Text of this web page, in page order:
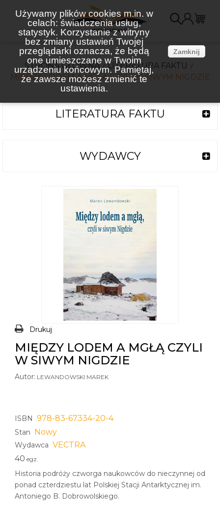
Używamy plików cookies m.in. w
celach: świadczenia usług,
statystyk. Korzystanie z witryny
bez zmiany ustawień Twojej
przeglądarki oznacza, że będą
one umieszczane w Twoim
urządzeniu końcowym. Pamiętaj,
że zawsze możesz zmienić te
ustawienia.
Zamknij
STRONA GŁÓWNA
LITERATURA FAKTU
MIĘDZY LODEM A MGŁĄ CZYLI W SIWYM NIGDZIE
LITERATURA FAKTU
WYDAWCY
Drukuj
MIĘDZY LODEM A MGŁĄ CZYLI
W SIWYM NIGDZIE
Autor: LEWANDOWSKI MAREK
ISBN 978-83-67334-20-4
Stan Nowy
Wydawca VECTRA
40 egz.
Historia podróży czworga naukowców do nieczynnej od
ponad czterdziestu lat Polskiej Stacji Antarktycznej im.
Antoniego B. Dobrowolskiego.